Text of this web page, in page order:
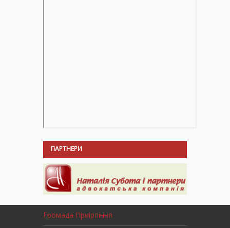
ПАРТНЕРИ
Громада Приірпіння